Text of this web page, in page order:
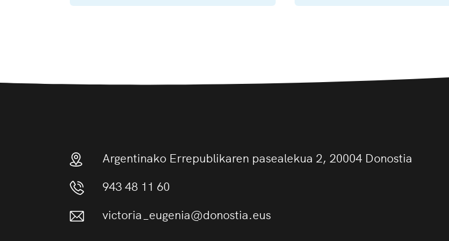
Argentinako Errepublikaren pasealekua 2, 20004 Donostia
943 48 11 60
victoria_eugenia@donostia.eus